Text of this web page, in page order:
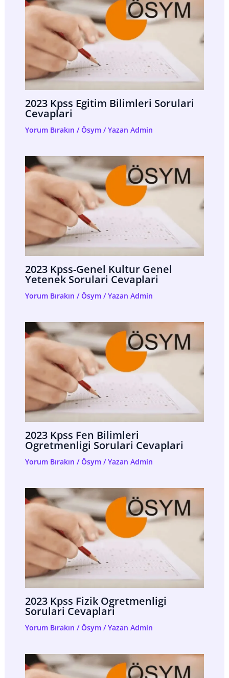
2023 Kpss Egitim Bilimleri Sorulari
Cevaplari
Yorum Bırakın /Ösym/ Yazan Admin
2023 Kpss-Genel Kultur Genel
Yetenek Sorulari Cevaplari
Yorum Bırakın /Ösym/ Yazan Admin
2023 Kpss Fen Bilimleri
Ogretmenligi Sorulari Cevaplari
Yorum Bırakın /Ösym/ Yazan Admin
2023 Kpss Fizik Ogretmenligi
Sorulari Cevaplari
Yorum Bırakın /Ösym/ Yazan Admin